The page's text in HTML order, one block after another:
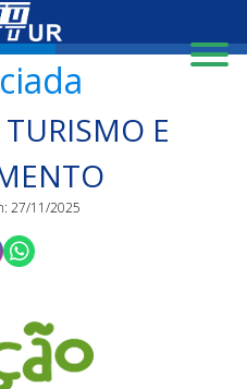
E
27/11/2025